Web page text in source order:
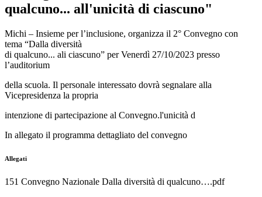
qualcuno... all'unicità di ciascuno"
Michi – Insieme per l’inclusione, organizza il 2° Convegno con
tema “Dalla diversità
di qualcuno... ali ciascuno” per Venerdì 27/10/2023 presso
l’auditorium
della scuola. Il personale interessato dovrà segnalare alla
Vicepresidenza la propria
intenzione di partecipazione al Convegno.l'unicità d
In allegato il programma dettagliato del convegno
Allegati
151 Convegno Nazionale Dalla diversità di qualcuno….pdf